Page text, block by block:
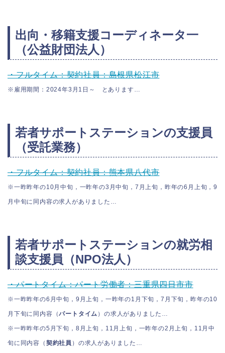
出向・移籍支援コーディネータ一
（公益財団法人）
・フルタイム：契約社員：島根県松江市
※雇用期間：2024年3月1日～ とあります…
若者サポートステーションの支援員
（受託業務）
・フルタイム：契約社員：熊本県八代市
※一昨昨年の10月中旬，一昨年の3月中旬，7月上旬，昨年の6月上旬，9
月中旬に同内容の求人がありました…
若者サポートステーションの就労相
談支援員（NPO法人）
・パートタイム：パート労働者：三重県四日市市
※一昨昨年の6月中旬，9月上旬，一昨年の1月下旬，7月下旬，昨年の10
月下旬に同内容（パートタイム ）の求人がありました…
※一昨昨年の5月下旬，8月上旬，11月上旬，一昨年の2月上旬，11月中
旬に同内容（ 契約社員 ）の求人がありました…